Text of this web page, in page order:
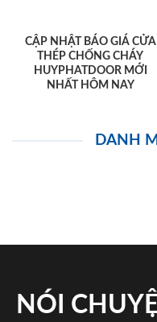
CẬP NHẬT BÁO GIÁ CỬA
THÉP CHỐNG CHÁY
HUYPHATDOOR MỚI
NHẤT HÔM NAY
DANH
NÓI